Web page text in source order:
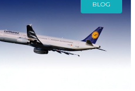
BLOG